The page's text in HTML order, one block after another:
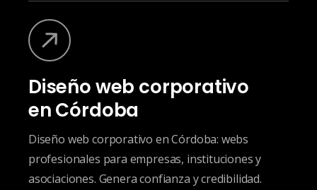
Diseño web corporativo
en Córdoba
Diseño web corporativo en Córdoba: webs
profesionales para empresas, instituciones y
asociaciones. Genera confianza y credibilidad.